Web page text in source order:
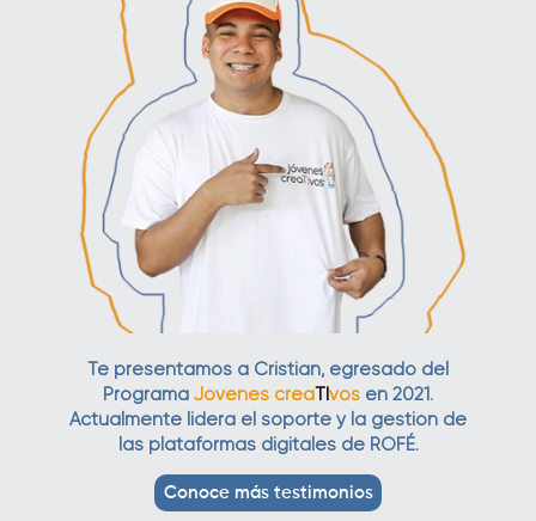
Te presentamos a Cristian, egresado del
Programa Jóvenes creaTIvos en 2021.
Actualmente lidera el soporte y la gestión de
las plataformas digitales de ROFÉ.
Conoce más testimonios